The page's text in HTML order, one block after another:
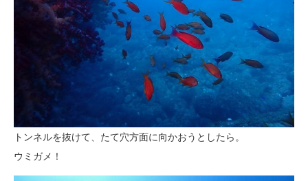
トンネルを抜けて、たて穴方面に向かおうとしたら。
ウミガメ！